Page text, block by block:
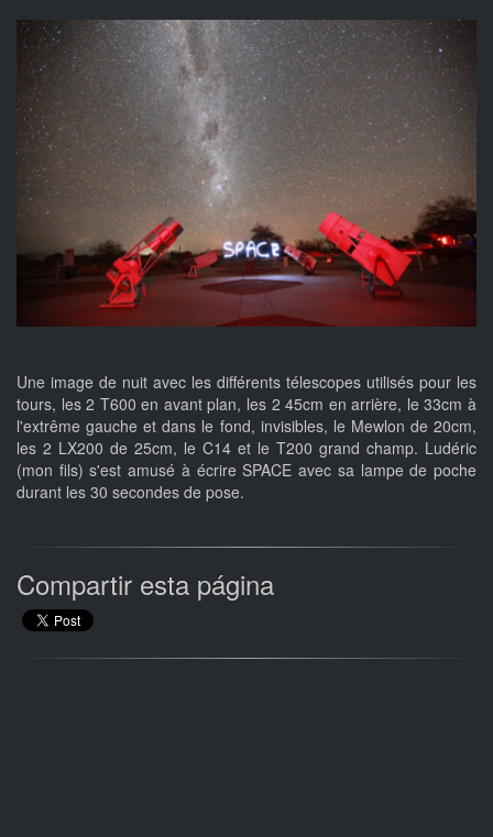
Une image de nuit avec les différents télescopes utilisés pour les
tours, les 2 T600 en avant plan, les 2 45cm en arrière, le 33cm à
l'extrême gauche et dans le fond, invisibles, le Mewlon de 20cm,
les 2 LX200 de 25cm, le C14 et le T200 grand champ. Ludéric
(mon fils) s'est amusé à écrire SPACE avec sa lampe de poche
durant les 30 secondes de pose.
Compartir esta página